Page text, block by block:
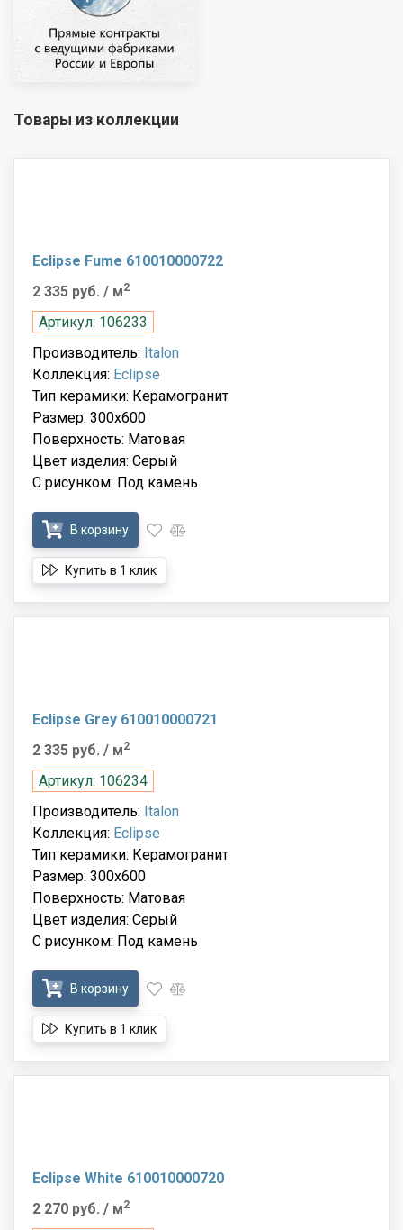
Товары из коллекции
Eclipse Fume 610010000722
2 335 руб. / м2
Артикул: 106233
Производитель: Italon
Коллекция: Eclipse
Тип керамики: Керамогранит
Размер: 300x600
Поверхность: Матовая
Цвет изделия: Серый
С рисунком: Под камень
В корзину
Купить в 1 клик
Eclipse Grey 610010000721
2 335 руб. / м2
Артикул: 106234
Производитель: Italon
Коллекция: Eclipse
Тип керамики: Керамогранит
Размер: 300x600
Поверхность: Матовая
Цвет изделия: Серый
С рисунком: Под камень
В корзину
Купить в 1 клик
Eclipse White 610010000720
2 270 руб. / м2